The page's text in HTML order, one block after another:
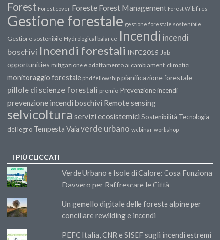
Forest Forest cover Foreste Forest Management Forest Wildfires
Gestione forestale gestione forestale sostenibile
Gestione sostenibile Hydrological balance Incendi incendi
boschivi Incendi forestali INFC2015 Job
opportunities mitigazione e adattamento ai cambiamenti climatici
monitoraggio forestale phd fellowship pianificazione forestale
pillole di scienze forestali premio Prevenzione incendi
prevenzione incendi boschivi Remote sensing
selvicoltura servizi ecosistemici Sostenibilità Tecnologia
del legno Tempesta Vaia verde urbano webinar workshop
I PIÙ CLICCATI
Verde Urbano e Isole di Calore: Cosa Funziona
Davvero per Raffrescare le Città
Un gemello digitale delle foreste alpine per
conciliare rewilding e incendi
PEFC Italia, CNR e SISEF sugli incendi estremi